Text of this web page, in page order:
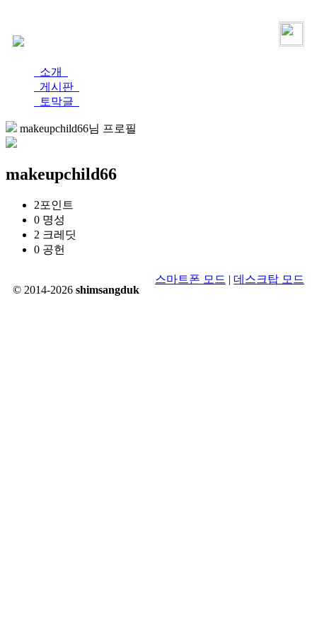
소개
게시판
토막글
makeupchild66님 프로필
makeupchild66
2포인트
0 명성
2 크레딧
0 공헌
© 2014-2026 shimsangduk
스마트폰 모드 | 데스크탑 모드